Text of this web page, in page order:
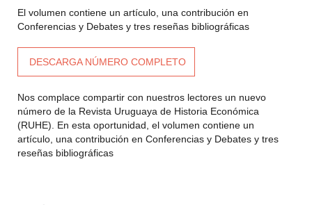
El volumen contiene un artículo, una contribución en
Conferencias y Debates y tres reseñas bibliográficas
DESCARGA NÚMERO COMPLETO
Nos complace compartir con nuestros lectores un nuevo
número de la Revista Uruguaya de Historia Económica
(RUHE). En esta oportunidad, el volumen contiene un
artículo, una contribución en Conferencias y Debates y tres
reseñas bibliográficas